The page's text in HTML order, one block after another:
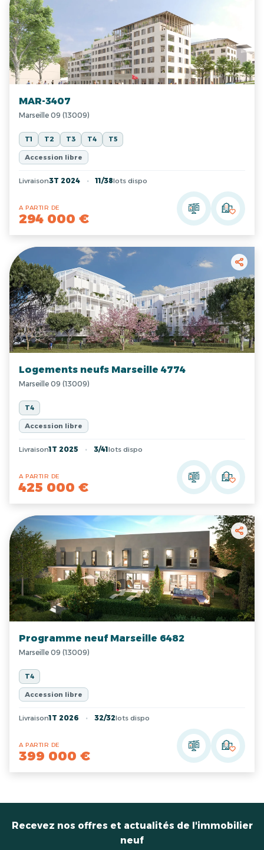
MAR-3407
Marseille 09 (13009)
T1 T2 T3 T4 T5
Accession libre
Livraison3T 2024 11/38lots dispo
A PARTIR DE
294 000 €
Logements neufs Marseille 4774
Marseille 09 (13009)
T4
Accession libre
Livraison1T 2025 3/41 lots dispo
A PARTIR DE
425 000 €
Programme neuf Marseille 6482
Marseille 09 (13009)
T4
Accession libre
Livraison1T 2026 32/32lots dispo
A PARTIR DE
399 000 €
Recevez nos offres et actualités de l'immobilier
neuf